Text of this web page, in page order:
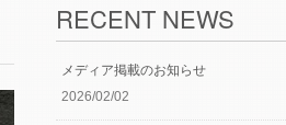
RECENT NEWS
メディア掲載のお知らせ
2026/02/02